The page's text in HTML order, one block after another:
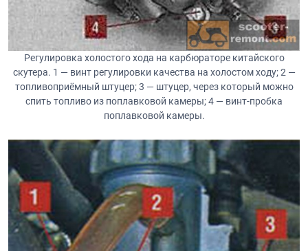
Регулировка холостого хода на карбюраторе китайского
скутера. 1 — винт регулировки качества на холостом ходу; 2 —
топливоприёмный штуцер; 3 — штуцер, через который можно
спить топливо из поплавковой камеры; 4 — винт-пробка
поплавковой камеры.